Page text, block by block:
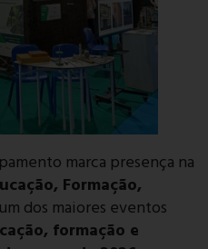
marca presença na
Formação,
dos maiores eventos
formação e